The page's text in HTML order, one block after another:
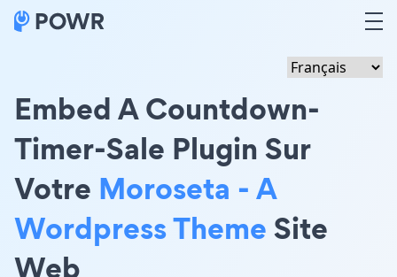
Embed A Countdown-
Timer-Sale Plugin Sur
Votre Moroseta - A
Wordpress ThemeSite
Web